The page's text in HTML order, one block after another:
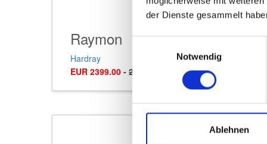
der Dienste gesammelt
Notwendig
Ablehnen
Raymon
Hardray
EUR 2399.00 - 2999.00 EUR